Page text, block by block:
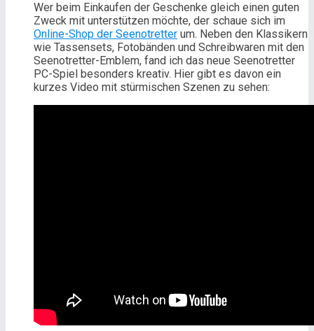
Wer beim Einkaufen der Geschenke gleich einen guten
Zweck mit unterstützen möchte, der schaue sich im
Online-Shop der Seenotretter um. Neben den Klassikern
wie Tassensets, Fotobänden und Schreibwaren mit den
Seenotretter-Emblem, fand ich das neue Seenotretter
PC-Spiel besonders kreativ. Hier gibt es davon ein
kurzes Video mit stürmischen Szenen zu sehen: